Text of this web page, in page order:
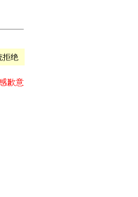
拒绝
歉意